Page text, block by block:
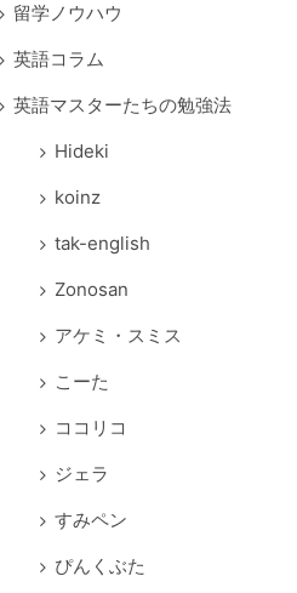
留学ノウハウ
英語コラム
英語マスターたちの勉強法
Hideki
koinz
tak-english
Zonosan
アケミ・スミス
こーた
ココリコ
ジェラ
すみペン
ぴんくぶた